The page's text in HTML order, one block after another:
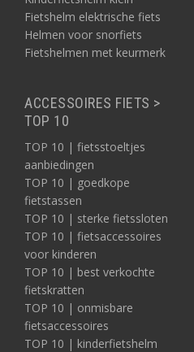
Fietshelm elektrische fiets
Helmen voor snorfiets
Fietshelmen met keurmerk
ACCESSOIRES FIETS >
TOP 10
TOP 10 | fietsstoeltjes
aanbiedingen
TOP 10 | goedkope
fietstassen
TOP 10 | sterke fietssloten
TOP 10 | fietsaccessoires
voor kinderen
TOP 10 | best verkochte
fietskratten
TOP 10 | onmisbare
fietsaccessoires
TOP 10 | kinderfietshelm